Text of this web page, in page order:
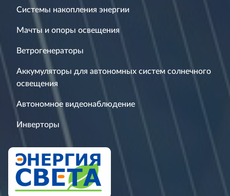
Системы накопления энергии
Мачты и опоры освещения
Ветрогенераторы
Аккумуляторы для автономных систем солнечного
освещения
Автономное видеонаблюдение
Инверторы